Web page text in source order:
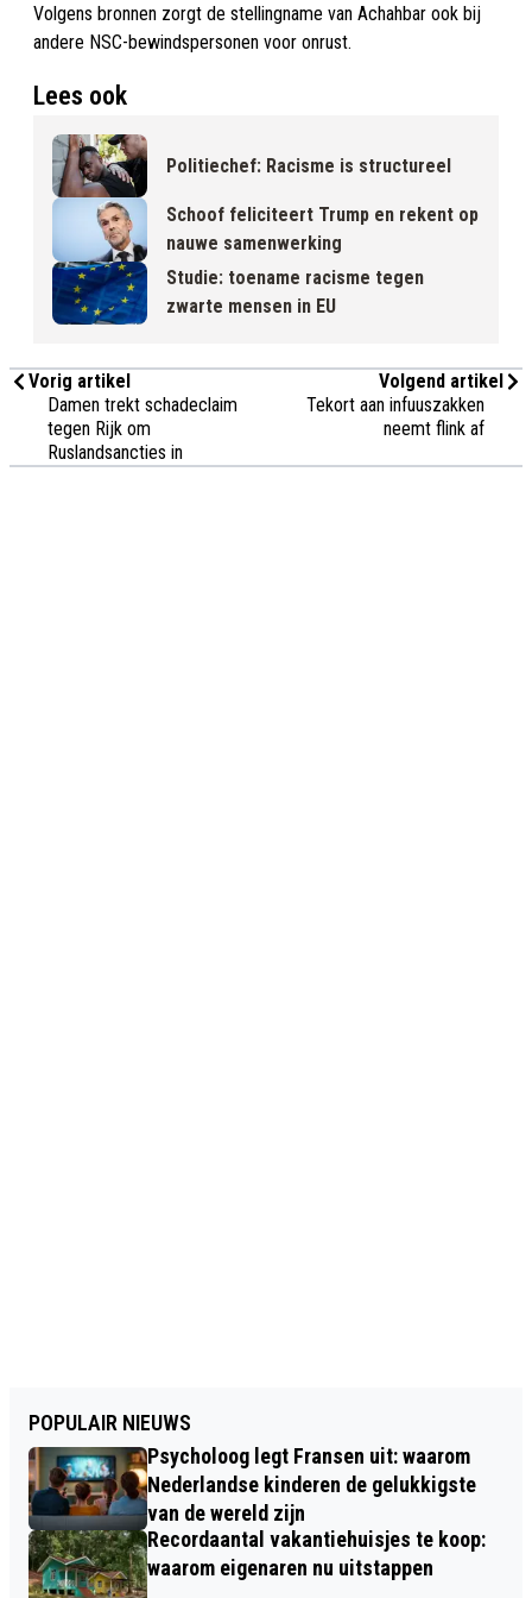
Volgens bronnen zorgt de stellingname van Achahbar ook bij
andere NSC-bewindspersonen voor onrust.
Lees ook
Politiechef: Racisme is structureel
Schoof feliciteert Trump en rekent op
nauwe samenwerking
Studie: toename racisme tegen
zwarte mensen in EU
Vorig artikel
Damen trekt schadeclaim
tegen Rijk om
Ruslandsancties in
Volgend artikel
Tekort aan infuuszakken
neemt flink af
POPULAIR NIEUWS
Psycholoog legt Fransen uit: waarom
Nederlandse kinderen de gelukkigste
van de wereld zijn
Recordaantal vakantiehuisjes te koop:
waarom eigenaren nu uitstappen